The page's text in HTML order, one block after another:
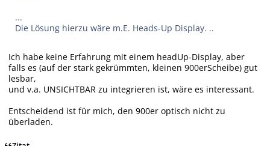
...
Die Lösung hierzu wäre m.E. Heads-Up Display. ..
Ich habe keine Erfahrung mit einem headUp-Display, aber
falls es (auf der stark gekrümmten, kleinen 900erScheibe) gut
lesbar,
und v.a. UNSICHTBAR zu integrieren ist, wäre es interessant.
Entscheidend ist für mich, den 900er optisch nicht zu
überladen.